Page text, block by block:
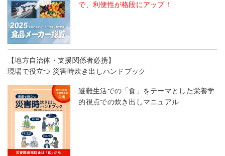
で、利便性が格段にアップ！
【地方自治体・支援関係者必携】
現場で役立つ 災害時炊き出しハンドブック
避難生活での「食」をテーマとした栄養学
的視点での炊き出しマニュアル